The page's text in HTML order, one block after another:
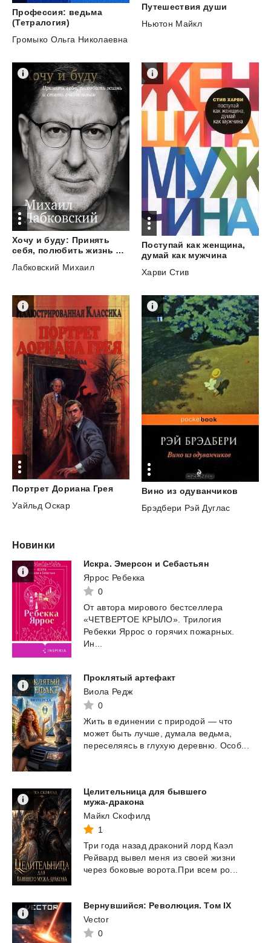
Профессия: ведьма
(Тетралогия)
Громыко Ольга Николаевна
Путешествия души
Ньютон Майкл
Хочу и буду: Принять
себя, полюбить жизнь и стать счастливым
Лабковский Михаил
Поступай как женщина,
думай как мужчина
Харви Стив
Портрет Дориана Грея
Уайльд Оскар
Вино из одуванчиков
Брэдбери Рэй Дуглас
Новинки
Искра. Эмерсон и Себастьян
Яррос Ребекка
0
От автора мирового бестселлера
«ЧЕТВЕРТОЕ КРЫЛО». Трилогия
Ребекки Яррос о горячих пожарных.
Ин...
Проклятый артефакт
Виола Редж
0
Жить в единении с природой — что
может быть лучше, думала ведьма,
переселяясь в глухую деревню. Особ...
Целительница для бывшего
мужа-дракона
Майкл Скофилд
1
Три года назад драконий лорд Каэл
Рейвард вывел меня из своей жизни
через боковые ворота.При всем ро...
Вернувшийся: Революция. Том IX
Vector
0